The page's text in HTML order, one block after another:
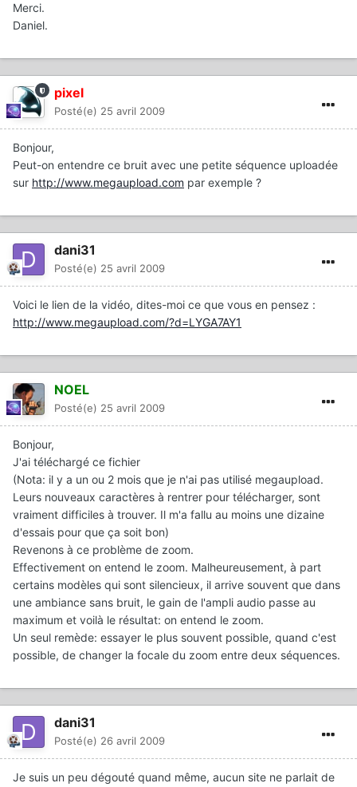
Merci.
Daniel.
pixel
Posté(e) 25 avril 2009
Bonjour,
Peut-on entendre ce bruit avec une petite séquence uploadée
sur http://www.megaupload.com par exemple ?
dani31
Posté(e) 25 avril 2009
Voici le lien de la vidéo, dites-moi ce que vous en pensez :
http://www.megaupload.com/?d=LYGA7AY1
NOEL
Posté(e) 25 avril 2009
Bonjour,
J'ai téléchargé ce fichier
(Nota: il y a un ou 2 mois que je n'ai pas utilisé megaupload.
Leurs nouveaux caractères à rentrer pour télécharger, sont
vraiment difficiles à trouver. Il m'a fallu au moins une dizaine
d'essais pour que ça soit bon)
Revenons à ce problème de zoom.
Effectivement on entend le zoom. Malheureusement, à part
certains modèles qui sont silencieux, il arrive souvent que dans
une ambiance sans bruit, le gain de l'ampli audio passe au
maximum et voilà le résultat: on entend le zoom.
Un seul remède: essayer le plus souvent possible, quand c'est
possible, de changer la focale du zoom entre deux séquences.
dani31
Posté(e) 26 avril 2009
Je suis un peu dégouté quand même, aucun site ne parlait de